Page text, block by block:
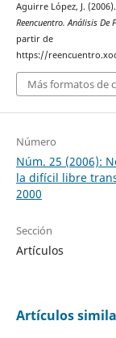
Aguirre López, J.
Reencuentro. Análisis De
partir de
https://
Más formatos de
Número
Núm. 25 (2006):
la difícil libre
2000
Sección
Artículos
Artículos